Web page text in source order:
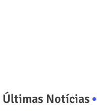
Últimas Notícias